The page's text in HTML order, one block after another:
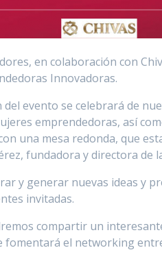
en colaboración con
Innovadoras.
del evento se celebrará de
emprendedoras, así
una mesa redonda, que
fundadora y directora de
y generar nuevas ideas y
invitadas.
compartir un
fomentará el networking